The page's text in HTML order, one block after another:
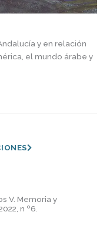
y en relación
el mundo árabe y
V. Memoria y
n º6.